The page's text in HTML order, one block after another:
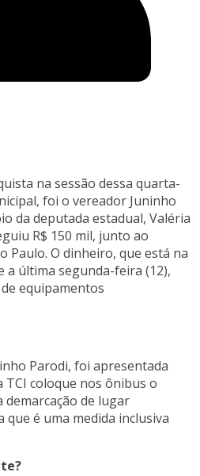
na sessão dessa quarta-
foi o vereador Juninho
da deputada estadual, Valéria
R$ 150 mil, junto ao
Paulo. O dinheiro, que está na
a última segunda-feira (12),
equipamentos
Parodi, foi apresentada
coloque nos ônibus o
de lugar
que é uma medida inclusiva